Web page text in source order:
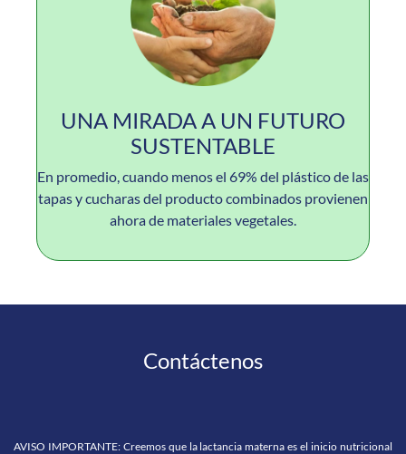
UNA MIRADA A UN FUTURO
SUSTENTABLE
En promedio, cuando menos el 69% del plástico de las
tapas y cucharas del producto combinados provienen
ahora de materiales vegetales.
Contáctenos
AVISO IMPORTANTE: Creemos que la lactancia materna es el inicio nutricional